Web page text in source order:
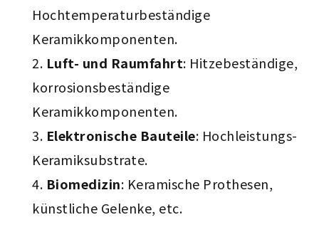
Hochtemperaturbeständige
Keramikkomponenten.
Luft- und Raumfahrt: Hitzebeständige,
korrosionsbeständige
Keramikkomponenten.
Elektronische Bauteile: Hochleistungs-
Keramiksubstrate.
Biomedizin: Keramische Prothesen,
künstliche Gelenke, etc.